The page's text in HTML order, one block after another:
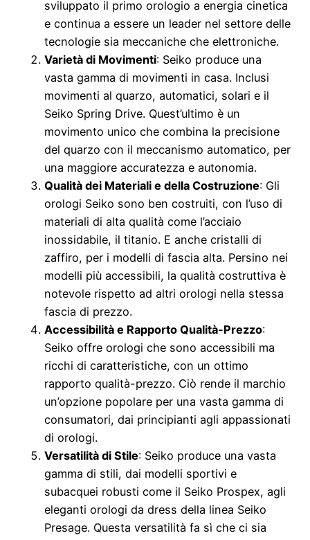
sviluppato il primo orologio a energia cinetica
e continua a essere un leader nel settore delle
tecnologie sia meccaniche che elettroniche.
Varietà di Movimenti: Seiko produce una
vasta gamma di movimenti in casa. Inclusi
movimenti al quarzo, automatici, solari e il
Seiko Spring Drive. Quest’ultimo è un
movimento unico che combina la precisione
del quarzo con il meccanismo automatico, per
una maggiore accuratezza e autonomia.
Qualità dei Materiali e della Costruzione: Gli
orologi Seiko sono ben costruiti, con l’uso di
materiali di alta qualità come l’acciaio
inossidabile, il titanio. E anche cristalli di
zaffiro, per i modelli di fascia alta. Persino nei
modelli più accessibili, la qualità costruttiva è
notevole rispetto ad altri orologi nella stessa
fascia di prezzo.
Accessibilità e Rapporto Qualità-Prezzo:
Seiko offre orologi che sono accessibili ma
ricchi di caratteristiche, con un ottimo
rapporto qualità-prezzo. Ciò rende il marchio
un’opzione popolare per una vasta gamma di
consumatori, dai principianti agli appassionati
di orologi.
Versatilità di Stile: Seiko produce una vasta
gamma di stili, dai modelli sportivi e
subacquei robusti come il Seiko Prospex, agli
eleganti orologi da dress della linea Seiko
Presage. Questa versatilità fa sì che ci sia